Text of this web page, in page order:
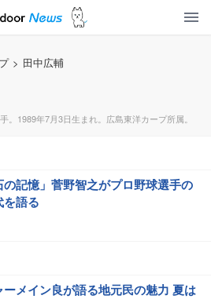
> 田中広輔
。1989年7月3日生まれ。広島東洋カープ所属。
の記憶」菅野智之がプロ野球選手の
を語る
メイン良が語る地元民の魅力 夏は